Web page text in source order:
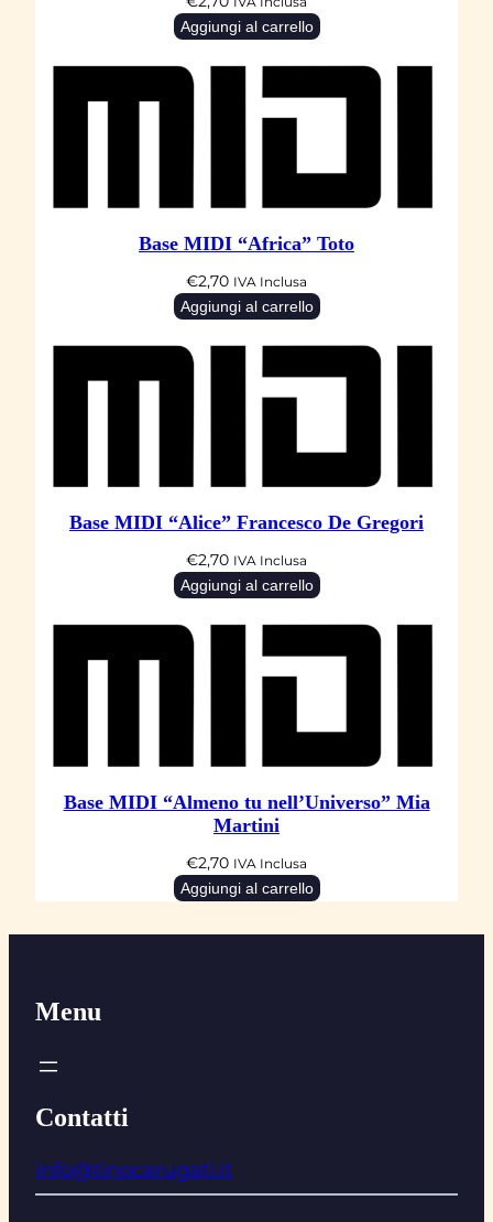
Aggiungi al carrello
Base MIDI “Africa” Toto
€2,70 IVA Inclusa
Aggiungi al carrello
Base MIDI “Alice” Francesco De Gregori
€2,70 IVA Inclusa
Aggiungi al carrello
Base MIDI “Almeno tu nell’Universo” Mia
Martini
€2,70 IVA Inclusa
Aggiungi al carrello
Menu
Contatti
info@tinocarugati.it